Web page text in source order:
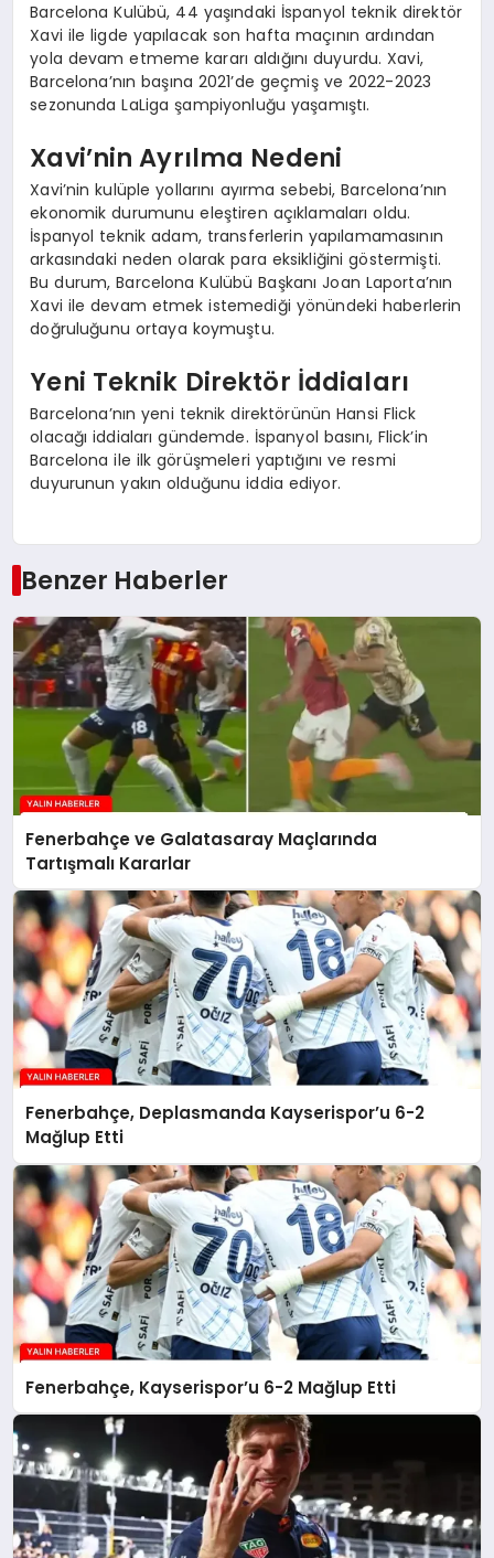
Barcelona Kulübü, 44 yaşındaki İspanyol teknik direktör
Xavi ile ligde yapılacak son hafta maçının ardından
yola devam etmeme kararı aldığını duyurdu. Xavi,
Barcelona’nın başına 2021’de geçmiş ve 2022-2023
sezonunda LaLiga şampiyonluğu yaşamıştı.
Xavi’nin Ayrılma Nedeni
Xavi’nin kulüple yollarını ayırma sebebi, Barcelona’nın
ekonomik durumunu eleştiren açıklamaları oldu.
İspanyol teknik adam, transferlerin yapılamamasının
arkasındaki neden olarak para eksikliğini göstermişti.
Bu durum, Barcelona Kulübü Başkanı Joan Laporta’nın
Xavi ile devam etmek istemediği yönündeki haberlerin
doğruluğunu ortaya koymuştu.
Yeni Teknik Direktör İddiaları
Barcelona’nın yeni teknik direktörünün Hansi Flick
olacağı iddiaları gündemde. İspanyol basını, Flick’in
Barcelona ile ilk görüşmeleri yaptığını ve resmi
duyurunun yakın olduğunu iddia ediyor.
Benzer Haberler
Fenerbahçe ve Galatasaray Maçlarında
Tartışmalı Kararlar
Fenerbahçe, Deplasmanda Kayserispor’u 6-2
Mağlup Etti
Fenerbahçe, Kayserispor’u 6-2 Mağlup Etti